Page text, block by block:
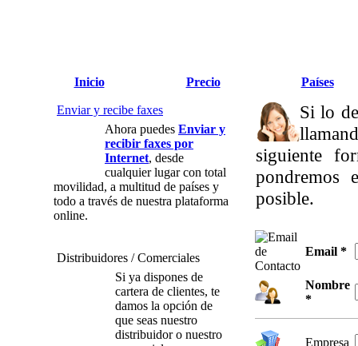
Inicio Precio Países
Enviar y recibe faxes
Ahora puedes Enviar y
recibir faxes por
Internet, desde
cualquier lugar con total
movilidad, a multitud de países y
todo a través de nuestra plataforma
online.
Distribuidores / Comerciales
Si ya dispones de
cartera de clientes, te
damos la opción de
que seas nuestro
distribuidor o nuestro
Si lo
siguiente
pondremos
posible.
Email *
Nombre
*
Empresa